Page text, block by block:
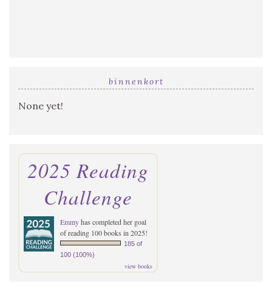
binnenkort
None yet!
2025 Reading
Challenge
Emmyhas completed her goal
of reading 100 books in 2025!
185 of
100 (100%)
view books